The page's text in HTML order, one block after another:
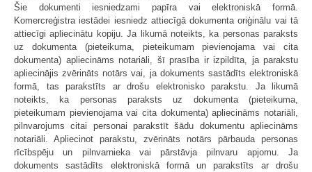
Šie dokumenti iesniedzami papīra vai elektroniskā formā.
Komercreģistra iestādei iesniedz attiecīgā dokumenta oriģinālu vai tā
attiecīgi apliecinātu kopiju. Ja likumā noteikts, ka personas paraksts
uz dokumenta (pieteikuma, pieteikumam pievienojama vai cita
dokumenta) apliecināms notariāli, šī prasība ir izpildīta, ja parakstu
apliecinājis zvērināts notārs vai, ja dokuments sastādīts elektroniskā
formā, tas parakstīts ar drošu elektronisko parakstu. Ja likumā
noteikts, ka personas paraksts uz dokumenta (pieteikuma,
pieteikumam pievienojama vai cita dokumenta) apliecināms notariāli,
pilnvarojums citai personai parakstīt šādu dokumentu apliecināms
notariāli. Apliecinot parakstu, zvērināts notārs pārbauda personas
rīcībspēju un pilnvarnieka vai pārstāvja pilnvaru apjomu. Ja
dokuments sastādīts elektroniskā formā un parakstīts ar drošu